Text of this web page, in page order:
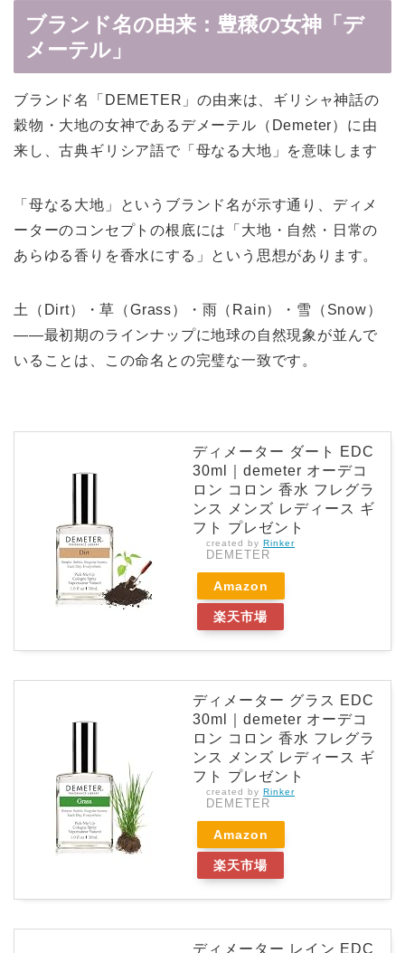
ブランド名の由来：豊穣の女神「デ
メーテル」
ブランド名「DEMETER」の由来は、ギリシャ神話の
穀物・大地の女神であるデメーテル（Demeter）に由
来し、古典ギリシア語で「母なる大地」を意味します
「母なる大地」というブランド名が示す通り、ディメ
ーターのコンセプトの根底には「大地・自然・日常の
あらゆる香りを香水にする」という思想があります。
土（Dirt）・草（Grass）・雨（Rain）・雪（Snow）
——最初期のラインナップに地球の自然現象が並んで
いることは、この命名との完璧な一致です。
ディメーター ダート EDC
30ml｜demeter オーデコ
ロン コロン 香水 フレグラ
ンス メンズ レディース ギ
フト プレゼント
created by Rinker
DEMETER
Amazon
楽天市場
ディメーター グラス EDC
30ml｜demeter オーデコ
ロン コロン 香水 フレグラ
ンス メンズ レディース ギ
フト プレゼント
created by Rinker
DEMETER
Amazon
楽天市場
ディメーター レイン EDC